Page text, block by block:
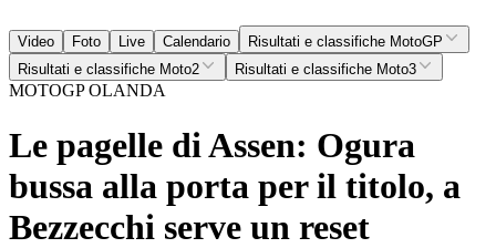
Video Foto Live Calendario
Risultati e classifiche MotoGP
Risultati e classifiche Moto2
Risultati e classifiche Moto3
MOTOGP OLANDA
Le pagelle di Assen: Ogura
bussa alla porta per il titolo, a
Bezzecchi serve un reset